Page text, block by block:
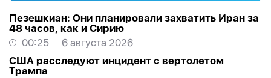
Пезешкиан: Они планировали захватить Иран за
48 часов, как и Сирию
00:25
6 августа 2026
США расследуют инцидент с вертолетом
Трампа